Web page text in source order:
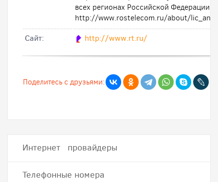
всех регионах Российской Федерации.
http://www.rostelecom.ru/about/
Cайт:
http://www.rt.ru/
Поделитесь с друзьями:
Интернет провайдеры
Телефонные номера